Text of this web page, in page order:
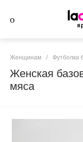
Женщинам / Футболка
Женская
мяса